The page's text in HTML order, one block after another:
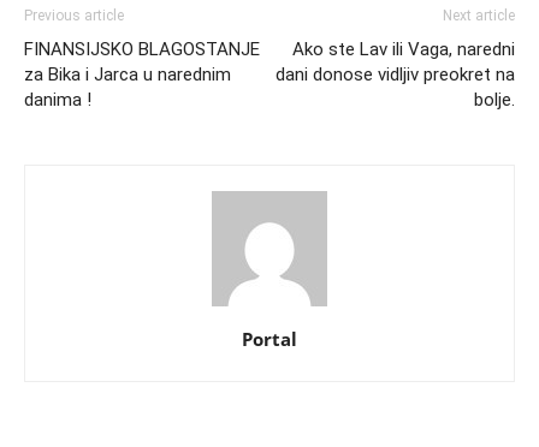
Previous article
FINANSIJSKO BLAGOSTANJE
za Bika i Jarca u narednim
danima !
Next article
Ako ste Lav ili Vaga, naredni
dani donose vidljiv preokret na
bolje.
Portal